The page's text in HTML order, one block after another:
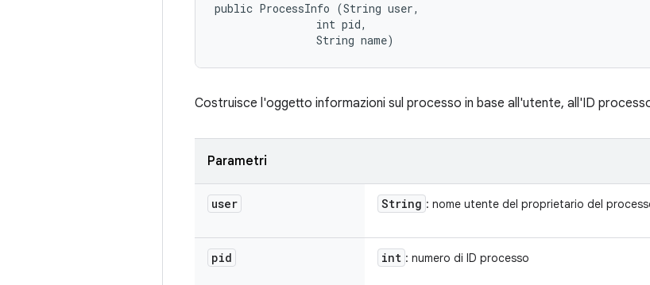
public ProcessInfo (String user,
                int pid,
                String name)
Costruisce l'oggetto informazioni sul processo in base all'utente, all'ID
Parametri
user String : nome utente del proprietario del
pid int : numero di ID processo